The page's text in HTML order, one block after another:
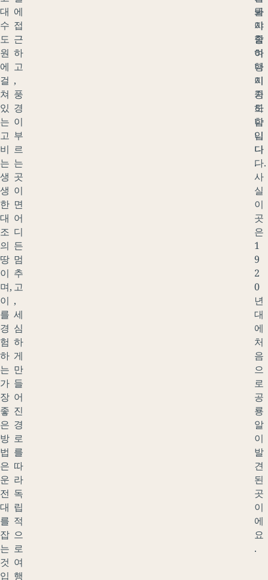
대
수
도
원
에
걸
쳐
있
는
고
비
는
생
생
한
대
조
의
땅
이
며,
이
를
경
험
하
는
가
장
좋
은
방
법
은
운
전
대
를
잡
는
것
입
에
접
근
하
고
,
풍
경
이
부
르
는
곳
이
면
어
디
든
멈
추
고
,
세
심
하
게
만
들
어
진
경
로
를
따
라
독
립
적
으
로
여
행
굴
지
중
하
나
이
기
도
합
니
다
.
사
실
이
곳
은
1
9
2
0
년
대
에
처
음
으
로
공
룡
알
이
발
견
된
곳
이
에
요
.
봐
야
할
여
행
지
중
하
나
입
니
다.